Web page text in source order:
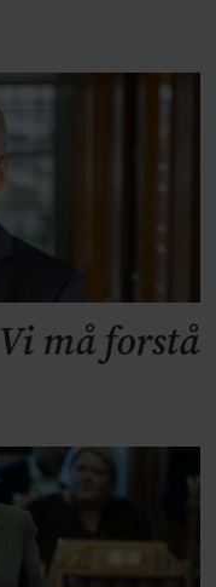
må forstå